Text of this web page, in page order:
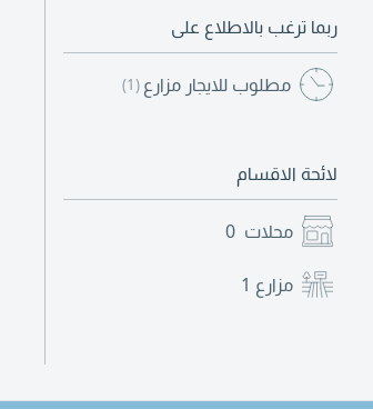
ربما ترغب بالاطلاع على
مطلوب للايجار مزارع (1)
لائحة الاقسام
محلات 0
مزارع 1